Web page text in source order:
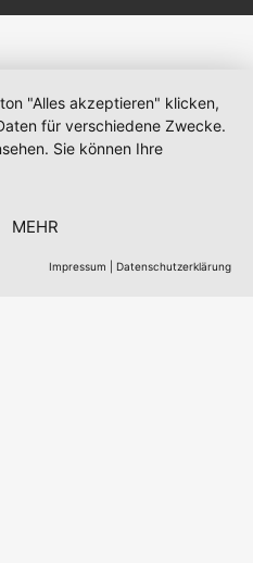
"Alles akzeptieren" klicken,
für verschiedene Zwecke.
Sie können Ihre
MEHR
Impressum Datenschutzerklärung